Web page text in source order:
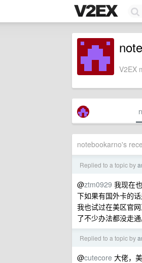
V2EX
notebookarno's
Replied to a topic by
@ztm0929 我现在
下如果有国外卡的
我也试过在美区官
了不少办法都没走通
Replied to a topic by
@cutecore 大佬，